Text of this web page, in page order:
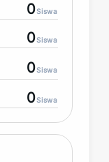
0Siswa
0Siswa
0Siswa
0Siswa